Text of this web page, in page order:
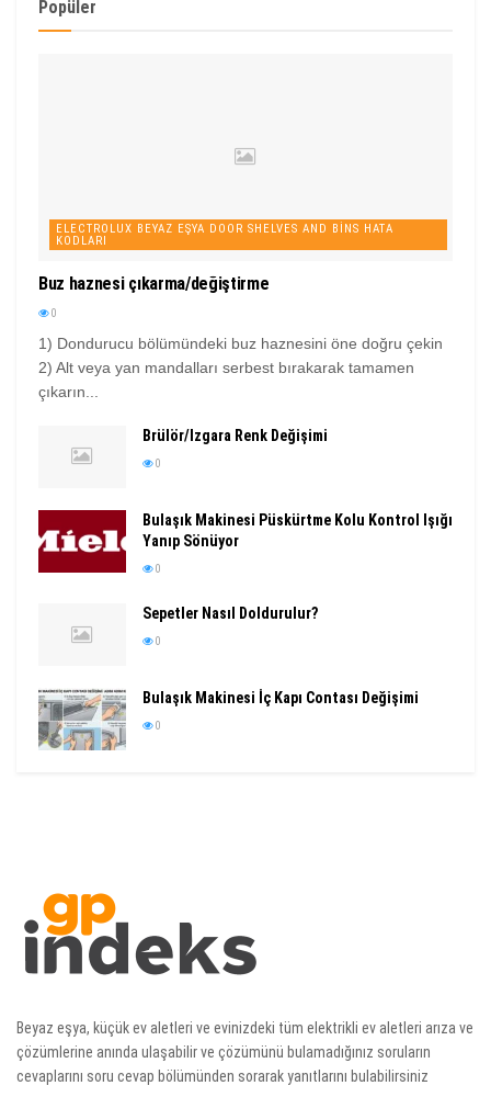
Popüler
ELECTROLUX BEYAZ EŞYA DOOR SHELVES AND BINS HATA
KODLARI
Buz haznesi çıkarma/değiştirme
0
1) Dondurucu bölümündeki buz haznesini öne doğru çekin
2) Alt veya yan mandalları serbest bırakarak tamamen
çıkarın...
Brülör/Izgara Renk Değişimi
0
Bulaşık Makinesi Püskürtme Kolu Kontrol Işığı
Yanıp Sönüyor
0
Sepetler Nasıl Doldurulur?
0
Bulaşık Makinesi İç Kapı Contası Değişimi
0
Beyaz eşya, küçük ev aletleri ve evinizdeki tüm elektrikli ev aletleri arıza ve
çözümlerine anında ulaşabilir ve çözümünü bulamadığınız soruların
cevaplarını soru cevap bölümünden sorarak yanıtlarını bulabilirsiniz